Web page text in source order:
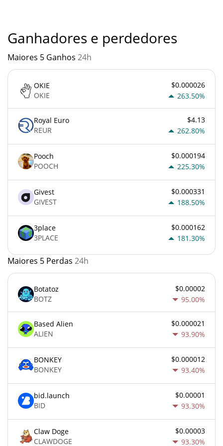
Ganhadores e perdedores
Maiores 5 Ganhos 24h
OKIE
OKIE
$0.000026
263.50%
Royal Euro
REUR
$4.13
262.80%
Pooch
POOCH
$0.000194
225.30%
Givest
GIVEST
$0.000331
188.50%
3place
3PLACE
$0.000162
181.30%
Maiores 5 Perdas 24h
Botatoz
BOTZ
$0.00002
95.00%
Based Alien
ALIEN
$0.000021
93.90%
BONKEY
BONKEY
$0.000012
93.40%
bid.launch
BID
$0.00001
93.30%
Claw Doge
CLAWDOGE
$0.00003
93.30%